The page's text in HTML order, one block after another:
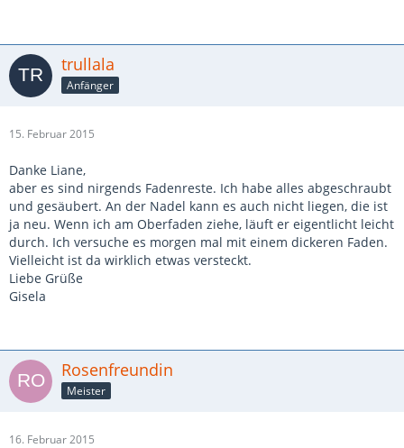
trullala
Anfänger
15. Februar 2015
Danke Liane,
aber es sind nirgends Fadenreste. Ich habe alles abgeschraubt
und gesäubert. An der Nadel kann es auch nicht liegen, die ist
ja neu. Wenn ich am Oberfaden ziehe, läuft er eigentlicht leicht
durch. Ich versuche es morgen mal mit einem dickeren Faden.
Vielleicht ist da wirklich etwas versteckt.
Liebe Grüße
Gisela
Rosenfreundin
Meister
16. Februar 2015